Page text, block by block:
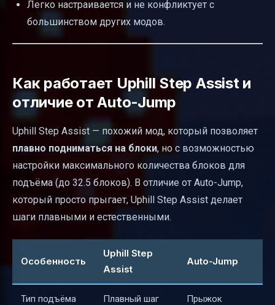
Легко настраивается и не конфликтует с
большинством других модов.
Как работает Uphill Step Assist и
отличие от Auto-Jump
Uphill Step Assist — похожий мод, который позволяет
плавно подниматься на блоки, но с возможностью
настройки максимального количества блоков для
подъёма (до 32.5 блоков). В отличие от Auto-Jump,
который просто прыгает, Uphill Step Assist делает
шаги плавными и естественными.
Особенность
Uphill Step
Assist
Auto-Jump
Тип подъёма Плавный шаг Прыжок